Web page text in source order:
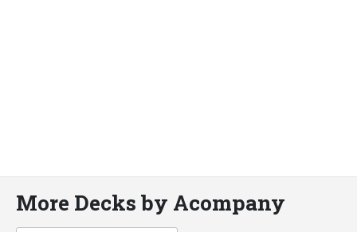
More Decks by Acompany